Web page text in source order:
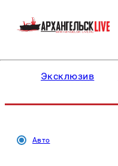
Эксклюзив
Авто